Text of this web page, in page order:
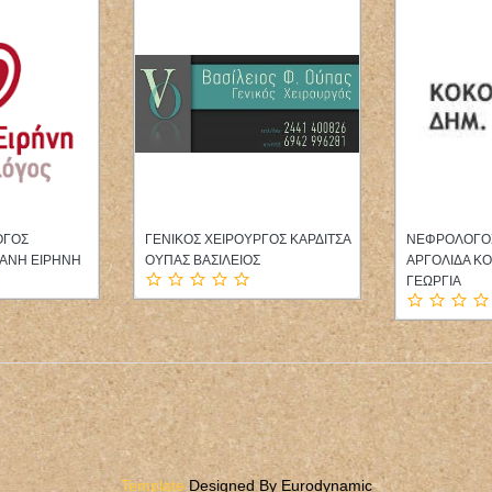
ΕΙΡΗΝΗ
ΓΕΝΙΚΟΣ ΧΕΙΡΟΥΡΓΟΣ ΚΑΡΔΙΤΣΑ
ΟΥΠΑΣ ΒΑΣΙΛΕΙΟΣ
ΑΡΓΟΛΙΔΑ
ΓΕΩΡΓΙΑ
Template Designed By Eurodynamic